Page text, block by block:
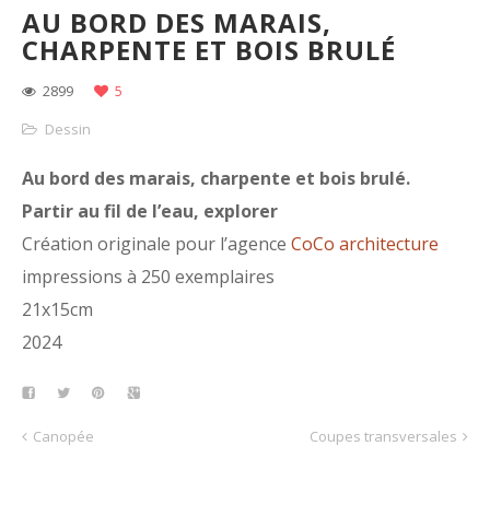
AU BORD DES MARAIS,
CHARPENTE ET BOIS BRULÉ
2899
5
Dessin
Au bord des marais, charpente et bois brulé.
Partir au fil de l’eau, explorer
Création originale pour l’agence CoCo architecture
impressions à 250 exemplaires
21x15cm
2024
Canopée Coupes transversales